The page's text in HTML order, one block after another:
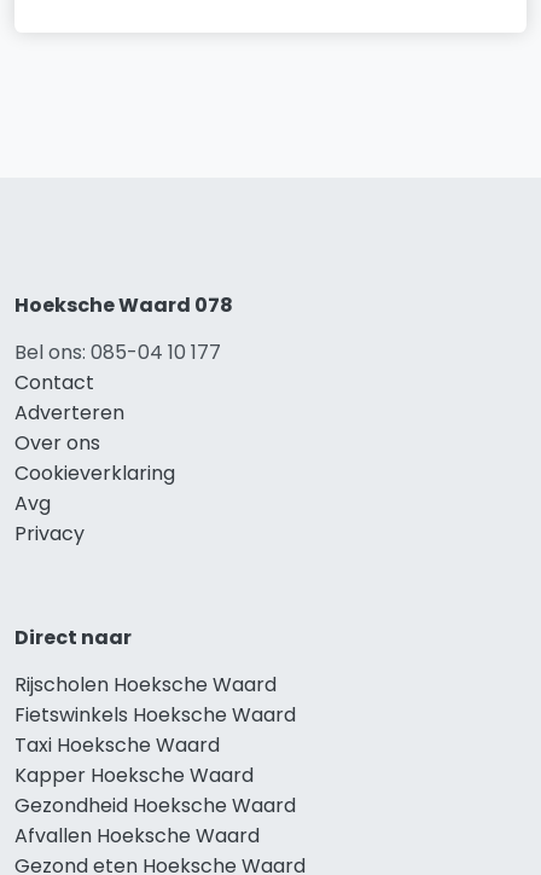
Hoeksche Waard 078
Bel ons: 085-04 10 177
Contact
Adverteren
Over ons
Cookieverklaring
Avg
Privacy
Direct naar
Rijscholen Hoeksche Waard
Fietswinkels Hoeksche Waard
Taxi Hoeksche Waard
Kapper Hoeksche Waard
Gezondheid Hoeksche Waard
Afvallen Hoeksche Waard
Gezond eten Hoeksche Waard